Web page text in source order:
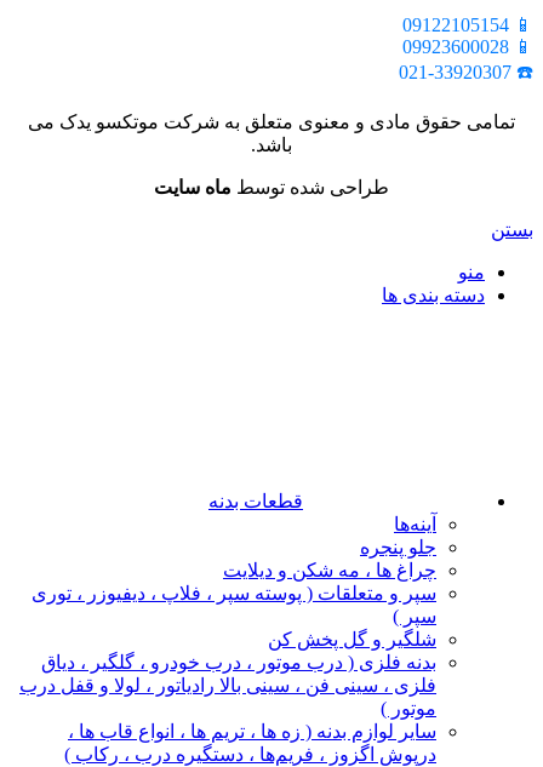
📱 09122105154
📱 09923600028
☎️ 021-33920307
تمامی حقوق مادی و معنوی متعلق به شرکت موتکسو یدک می
باشد.
طراحی شده توسط ماه سایت
بستن
منو
دسته بندی ها
قطعات بدنه
آینه‌ها
جلو پنجره
چراغ‌ ها ، مه‌ شکن و دیلایت
سپر و متعلقات ( پوسته سپر ، فلاپ ، دیفیوزر ، توری
سپر )
شلگیر و گل‌ پخش‌ کن
بدنه فلزی ( درب موتور ، درب خودرو ، گلگیر ، دیاق
فلزی ، سینی فن ، سینی بالا رادیاتور ، لولا و قفل درب
موتور )
سایر لوازم بدنه ( زه ها ، تریم ها ، انواع قاب ها ،
درپوش اگزوز ، فریم‌ها ، دستگیره درب ، رکاب )